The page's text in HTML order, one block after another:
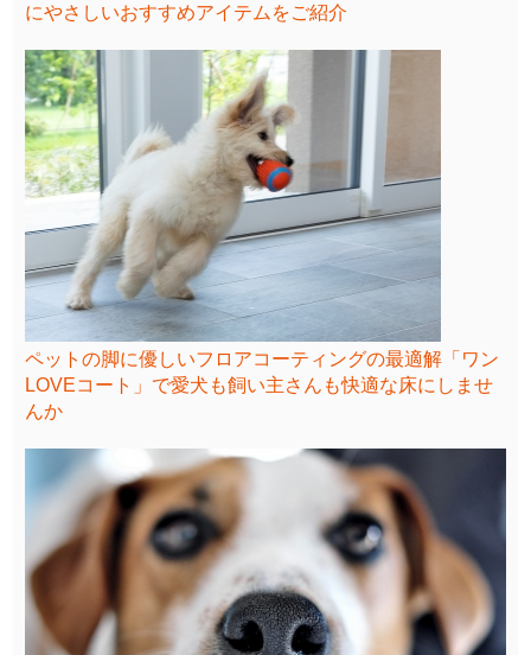
にやさしいおすすめアイテムをご紹介
ペットの脚に優しいフロアコーティングの最適解「ワン
LOVEコート」で愛犬も飼い主さんも快適な床にしませ
んか